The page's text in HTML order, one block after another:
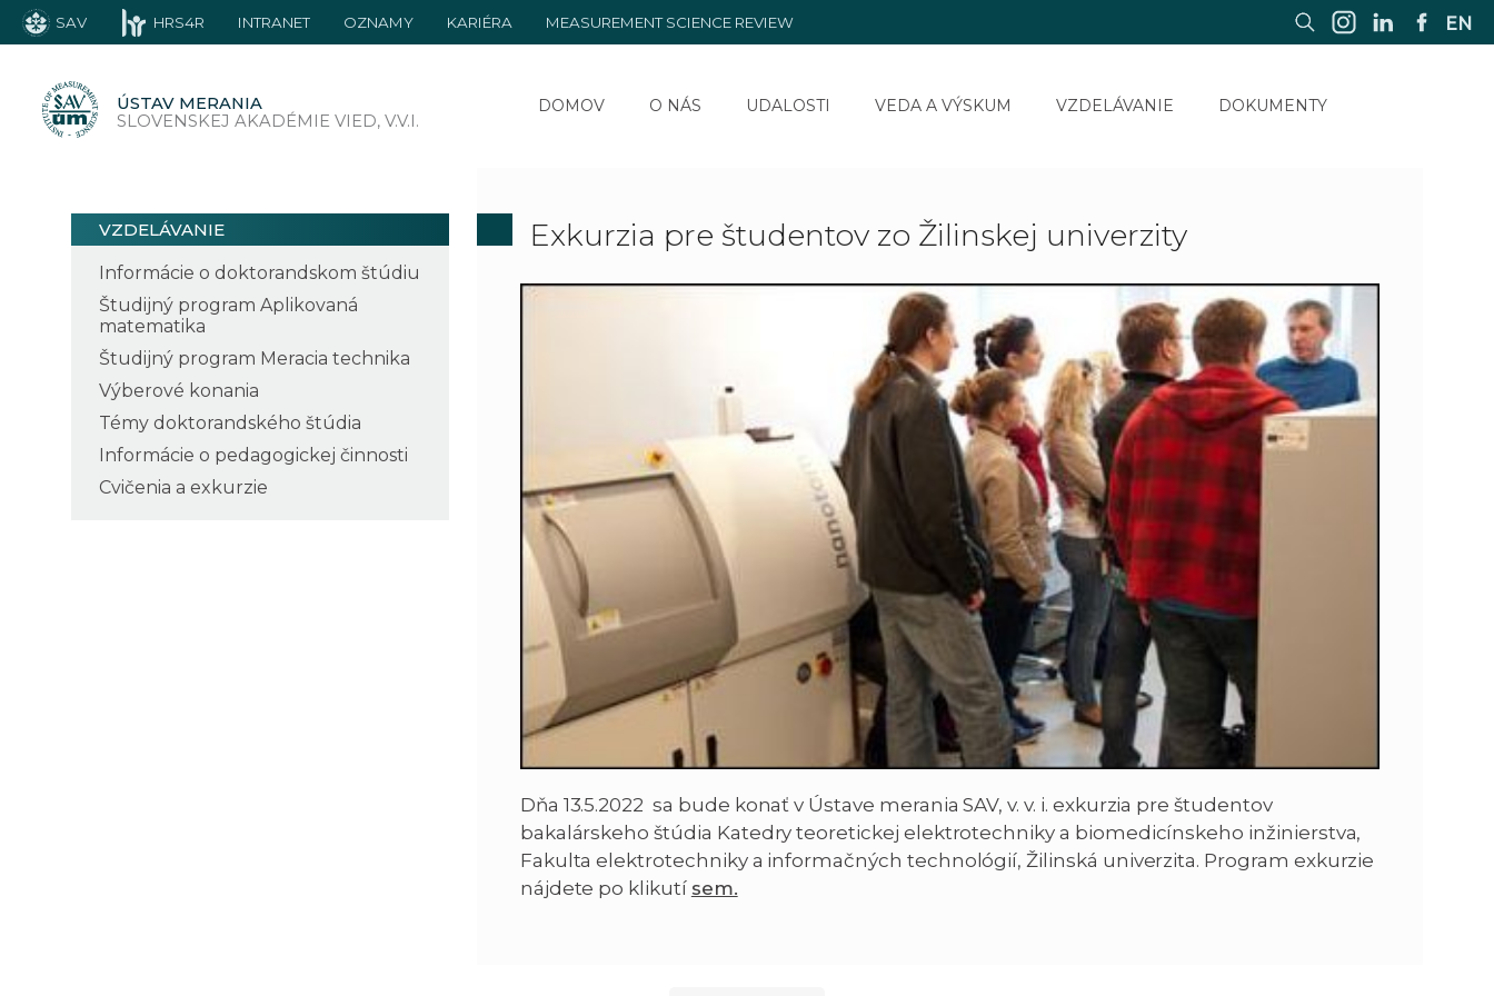
ÚSTAV MERANIA
SLOVENSKEJ AKADÉMIE VIED, V.V.I.
DOMOV O NÁS UDALOSTI VEDA A VÝSKUM VZDELÁVANIE DOKUMENTY
SAV HRS4R INTRANET OZNAMY KARIÉRA MEASUREMENT SCIENCE REVIEW EN
VZDELÁVANIE
Informácie o doktorandskom štúdiu
Študijný program Aplikovaná
matematika
Študijný program Meracia technika
Výberové konania
Témy doktorandského štúdia
Informácie o pedagogickej činnosti
Cvičenia a exkurzie
Exkurzia pre študentov zo Žilinskej univerzity
Dňa 13.5.2022 sa bude konať v Ústave merania SAV, v. v. i. exkurzia pre študentov
bakalárskeho štúdia Katedry teoretickej elektrotechniky a biomedicínskeho inžinierstva,
Fakulta elektrotechniky a informačných technológií, Žilinská univerzita. Program exkurzie
nájdete po klikutí sem.